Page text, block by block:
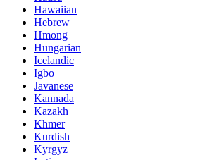
Hawaiian
Hebrew
Hmong
Hungarian
Icelandic
Igbo
Javanese
Kannada
Kazakh
Khmer
Kurdish
Kyrgyz